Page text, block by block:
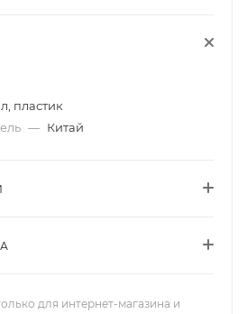
пластик
— Китай
для интернет-магазина и